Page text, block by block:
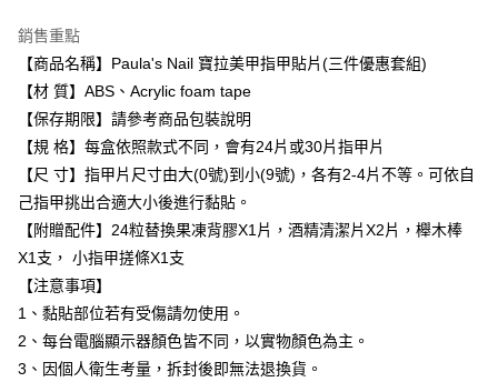
Google Pay
AFTEE先享後付
相關說明
【關於「AFTEE先享後付」】
AFTEE先享後付是「在收到商品之後才付款」的支付方式。 讓您購物簡單
便利好安心！
１．簡單：不需註冊會員、不需綁卡、不需儲值。
２．便利：只要手機號碼，簡訊認證，即可結帳。
【「AFTEE先享後付」結帳流程】
１．於結帳方式選擇「AFTEE先享後付」後，將跳轉至「AFTEE先享後付」
結帳頁面，進行簡訊認證並確認金額後，即可完成結帳。
２．訂單成立數日內，您將收到繳費通知簡訊。
３．收到繳費通知簡訊後14天內，點擊此簡訊中的連結，可透過四大超商／
運送方式
宅配(廠商直送🚚)
每筆NT$100，滿NT$590(含以上)免運費
宅配(離島廠商直送🚚)
每筆NT$300
銷售重點
【商品名稱】Paula's Nail 寶拉美甲指甲貼片(三件優惠套組)
【材 質】ABS、Acrylic foam tape
【保存期限】請參考商品包裝說明
【規 格】每盒依照款式不同，會有24片或30片指甲片
【尺 寸】指甲片尺寸由大(0號)到小(9號)，各有2-4片不等。可依自
己指甲挑出合適大小後進行黏貼。
【附贈配件】24粒替換果凍背膠X1片，酒精清潔片X2片，櫸木棒
X1支， 小指甲搓條X1支
【注意事項】
1、黏貼部位若有受傷請勿使用。
2、每台電腦顯示器顏色皆不同，以實物顏色為主。
3、因個人衛生考量，拆封後即無法退換貨。